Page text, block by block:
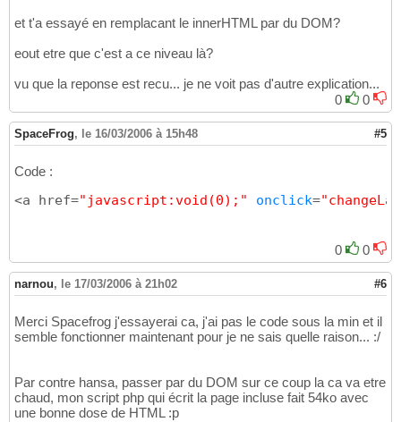
et t'a essayé en remplacant le innerHTML par du DOM?
eout etre que c'est a ce niveau là?
vu que la reponse est recu... je ne voit pas d'autre explication...
0
0
SpaceFrog, le 16/03/2006 à 15h48 #5
Code :
<a href="javascript:void(0);" onclick=
0 0
narnou, le 17/03/2006 à 21h02 #6
Merci Spacefrog j'essayerai ca, j'ai pas le code sous la min et il
semble fonctionner maintenant pour je ne sais quelle raison... :/
Par contre hansa, passer par du DOM sur ce coup la ca va etre
chaud, mon script php qui écrit la page incluse fait 54ko avec
une bonne dose de HTML :p